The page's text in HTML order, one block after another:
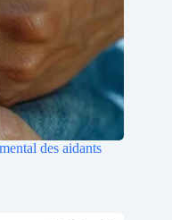
des aidants